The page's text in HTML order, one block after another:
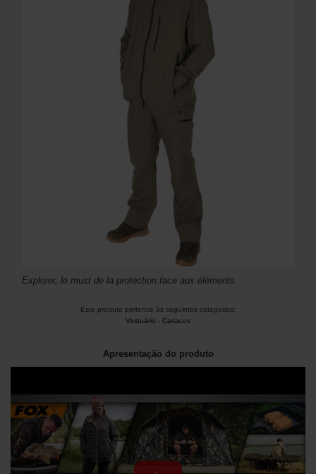
Explorer, le must de la protection face aux éléments
Este produto pertence às seguintes categorias:
Vestuário - Casacos
Apresentação do produto